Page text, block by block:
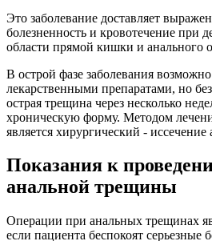
Это заболевание доставляет
болезненность и кровотечение при
области прямой кишки и анального
В острой фазе заболевания
лекарственными препаратами, но
острая трещина через несколько
хроническую форму. Методом
является хирургический -
Показания к
анальной трещины
Операции при анальных трещинах
если пациента беспокоят серьезные